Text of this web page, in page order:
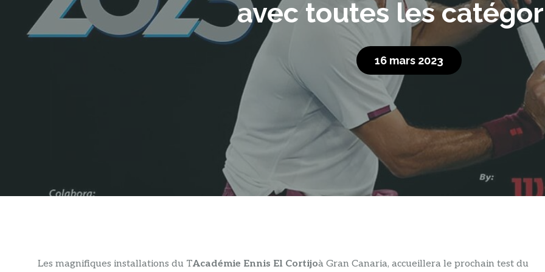
avec toutes les
16 mars 2023
Les magnifiques installations du TAcadémie Ennis El Cortijoà Gran Canaria, accueillera le prochain test du